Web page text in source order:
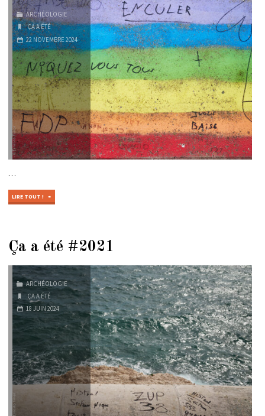
ARCHÉOLOGIE
ÇA A ÉTÉ
22 NOVEMBRE 2024
…
LIRE TOUT !
Ça a été #2021
ARCHÉOLOGIE
ÇA A ÉTÉ
18 JUIN 2024